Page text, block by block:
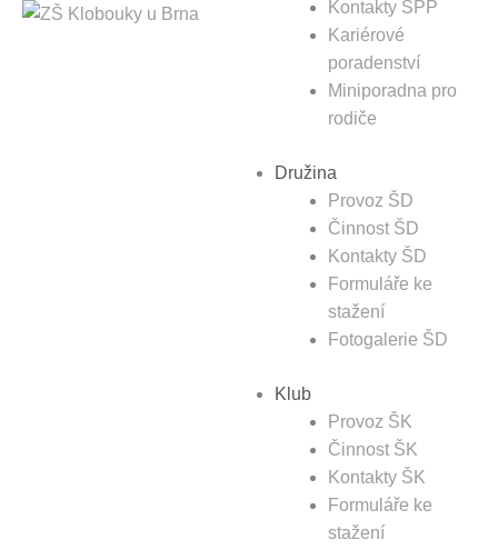
Kontakty ŠPP
Kariérové
poradenství
Miniporadna pro
rodiče
Družina
Provoz ŠD
Činnost ŠD
Kontakty ŠD
Formuláře ke
stažení
Fotogalerie ŠD
Klub
Provoz ŠK
Činnost ŠK
Kontakty ŠK
Formuláře ke
stažení